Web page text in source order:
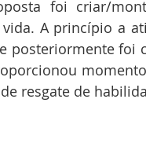
foi criar/
A princípio a
posteriormente
resgate de